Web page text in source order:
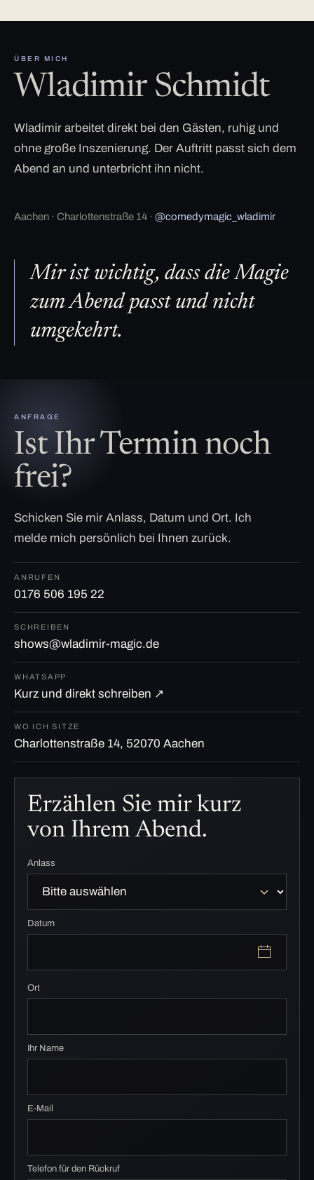
ÜBER MICH
Wladimir Schmidt
Wladimir arbeitet direkt bei den Gästen, ruhig und
ohne große Inszenierung. Der Auftritt passt sich dem
Abend an und unterbricht ihn nicht.
Aachen · Charlottenstraße 14 · @comedymagic_wladimir
Mir ist wichtig, dass die Magie
zum Abend passt und nicht
umgekehrt.
ANFRAGE
Ist Ihr Termin noch
frei?
Schicken Sie mir Anlass, Datum und Ort. Ich
melde mich persönlich bei Ihnen zurück.
ANRUFEN
0176 506 195 22
SCHREIBEN
shows@wladimir-magic.de
WHATSAPP
Kurz und direkt schreiben ↗
WO ICH SITZE
Charlottenstraße 14, 52070 Aachen
Erzählen Sie mir kurz
von Ihrem Abend.
Anlass
Datum
Ort
Ihr Name
E-Mail
Telefon für den Rückruf